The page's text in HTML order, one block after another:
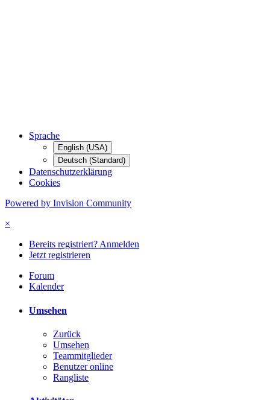
Sprache
English (USA)
Deutsch (Standard)
Datenschutzerklärung
Cookies
Powered by Invision Community
×
Bereits registriert? Anmelden
Jetzt registrieren
Forum
Kalender
Umsehen
Zurück
Umsehen
Teammitglieder
Benutzer online
Rangliste